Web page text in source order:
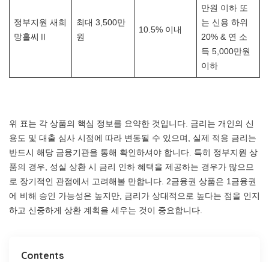
정부지원 새희
망홀씨Ⅱ
최대 3,500만
원
10.5% 이내
만원 이하 또
는 신용 하위
20% & 연 소
득 5,000만원
이하
위 표는 각 상품의 핵심 정보를 요약한 것입니다. 금리는 개인의 신
용도 및 대출 심사 시점에 따라 변동될 수 있으며, 실제 적용 금리는
반드시 해당 금융기관을 통해 확인하셔야 합니다. 특히 정부지원 상
품의 경우, 성실 상환 시 금리 인하 혜택을 제공하는 경우가 많으므
로 장기적인 관점에서 고려해볼 만합니다. 2금융권 상품은 1금융권
에 비해 승인 가능성은 높지만, 금리가 상대적으로 높다는 점을 인지
하고 신중하게 상환 계획을 세우는 것이 중요합니다.
Contents